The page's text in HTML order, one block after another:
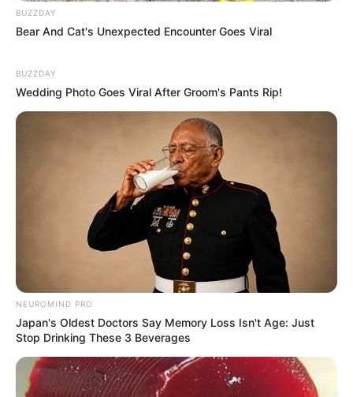
BUZZDAY
Bear And Cat's Unexpected Encounter Goes Viral
BUZZDAY
Wedding Photo Goes Viral After Groom's Pants Rip!
NEUROMIND PRO
Japan's Oldest Doctors Say Memory Loss Isn't Age: Just
Stop Drinking These 3 Beverages